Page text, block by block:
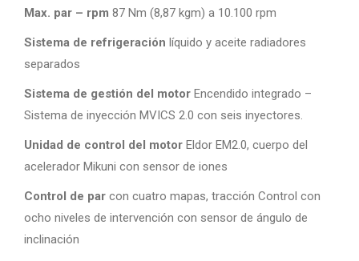
Max. par – rpm 87 Nm (8,87 kgm) a 10.100 rpm
Sistema de refrigeración líquido y aceite radiadores
separados
Sistema de gestión del motor Encendido integrado –
Sistema de inyección MVICS 2.0 con seis inyectores.
Unidad de control del motor Eldor EM2.0, cuerpo del
acelerador Mikuni con sensor de iones
Control de par con cuatro mapas, tracción Control con
ocho niveles de intervención con sensor de ángulo de
inclinación